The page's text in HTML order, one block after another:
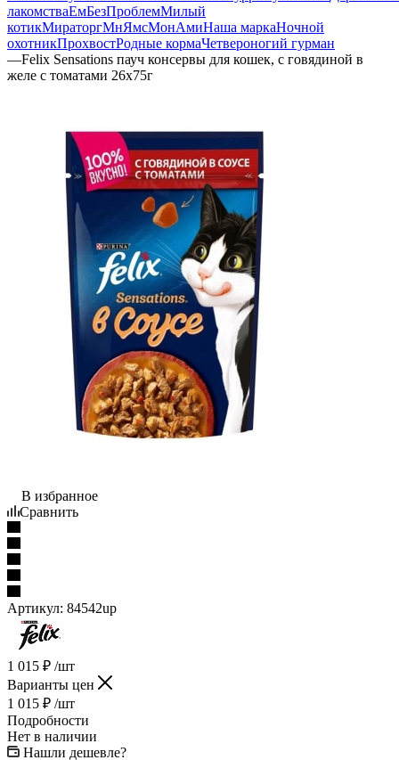
лакомстваЕмБезПроблемМилый
котикМираторгМнЯмсМонАмиНаша маркаНочной
охотникПрохвостРодные кормаЧетвероногий гурман
—Felix Sensations пауч консервы для кошек, с говядиной в
желе с томатами 26х75г
В избранное
Сравнить
Артикул: 84542up
1 015 ₽ /шт
Варианты цен
1 015 ₽ /шт
Подробности
Нет в наличии
Нашли дешевле?